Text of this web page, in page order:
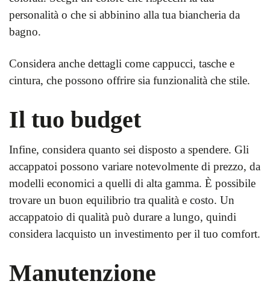
personalità o che si abbinino alla tua biancheria da
bagno.
Considera anche dettagli come cappucci, tasche e
cintura, che possono offrire sia funzionalità che stile.
Il tuo budget
Infine, considera quanto sei disposto a spendere. Gli
accappatoi possono variare notevolmente di prezzo, da
modelli economici a quelli di alta gamma. È possibile
trovare un buon equilibrio tra qualità e costo. Un
accappatoio di qualità può durare a lungo, quindi
considera lacquisto un investimento per il tuo comfort.
Manutenzione